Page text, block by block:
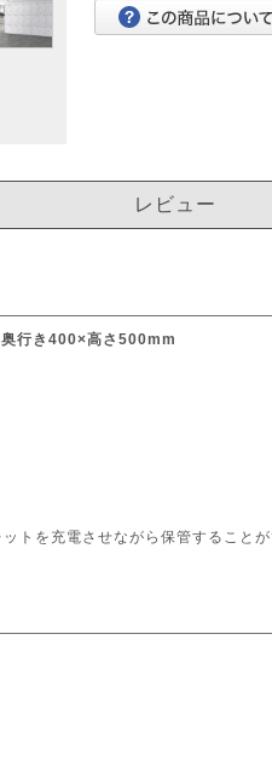
レビュー
行き400×高さ500mm
トを充電させながら保管することが